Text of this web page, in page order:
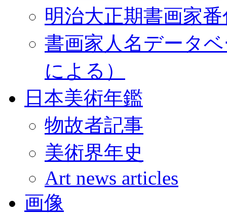
明治大正期書画家
書画家人名データ
による）
日本美術年鑑
物故者記事
美術界年史
Art news articles
画像